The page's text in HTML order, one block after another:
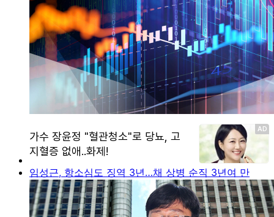
임성근, 항소심도 징역 3년…채 상병 순직 3년여 만